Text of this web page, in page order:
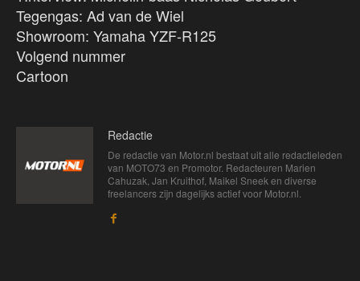
Tegengas: Ad van de Wiel
Showroom: Yamaha YZF-R125
Volgend nummer
Cartoon
Redactie
De redactie van Motor.nl bestaat uit alle redactieleden
van MOTO73 en Promotor. Redacteuren Marien
Cahuzak, Jan Kruithof, Maikel Sneek en diverse
freelancers zijn dagelijks actief voor Motor.nl.